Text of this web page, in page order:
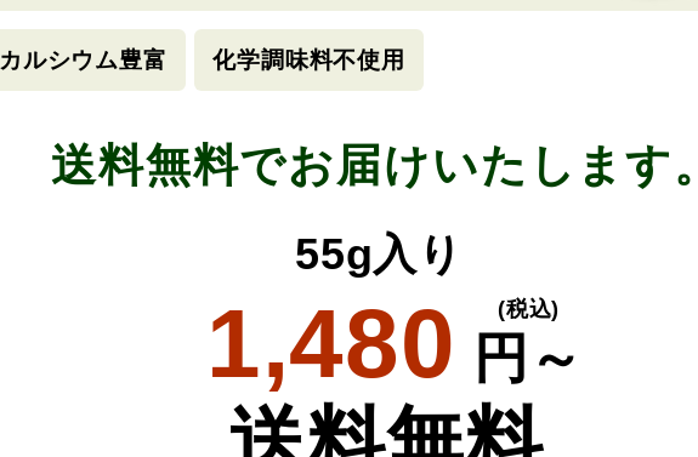
カルシウム豊富 化学調味料不使用
送料無料でお届けいたします。
55g入り
1,480 円～
(税込)